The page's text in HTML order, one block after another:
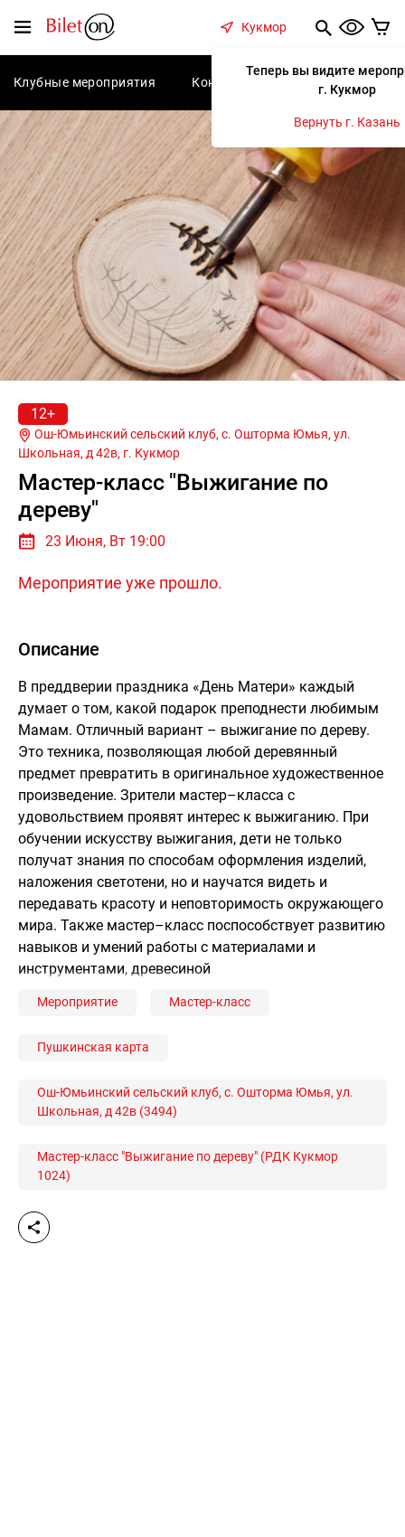
Меню
Кукмор
Теперь вы видите
г. Кукмор
Вернуть г. Казань
Клубные мероприятия Концерты Спектакли
12+
Школьная, д 42в, г. Кукмор
Мастер-класс "Выжигание по
дереву"
23 Июня, Вт 19:00
Мероприятие уже прошло.
Описание
В преддверии праздника «День Матери» каждый
думает о том, какой подарок преподнести любимым
Мамам. Отличный вариант – выжигание по дереву.
Это техника, позволяющая любой деревянный
предмет превратить в оригинальное художественное
произведение. Зрители мастер–класса с
удовольствием проявят интерес к выжиганию. При
обучении искусству выжигания, дети не только
получат знания по способам оформления изделий,
наложения светотени, но и научатся видеть и
передавать красоту и неповторимость окружающего
мира. Также мастер–класс поспособствует развитию
навыков и умений работы с материалами и
инструментами, древесиной
Мероприятие Мастер-класс
Пушкинская карта
Ош-Юмьинский сельский клуб, с. Ошторма Юмья, ул.
Школьная, д 42в (3494)
Мастер-класс "Выжигание по дереву" (РДК Кукмор
1024)